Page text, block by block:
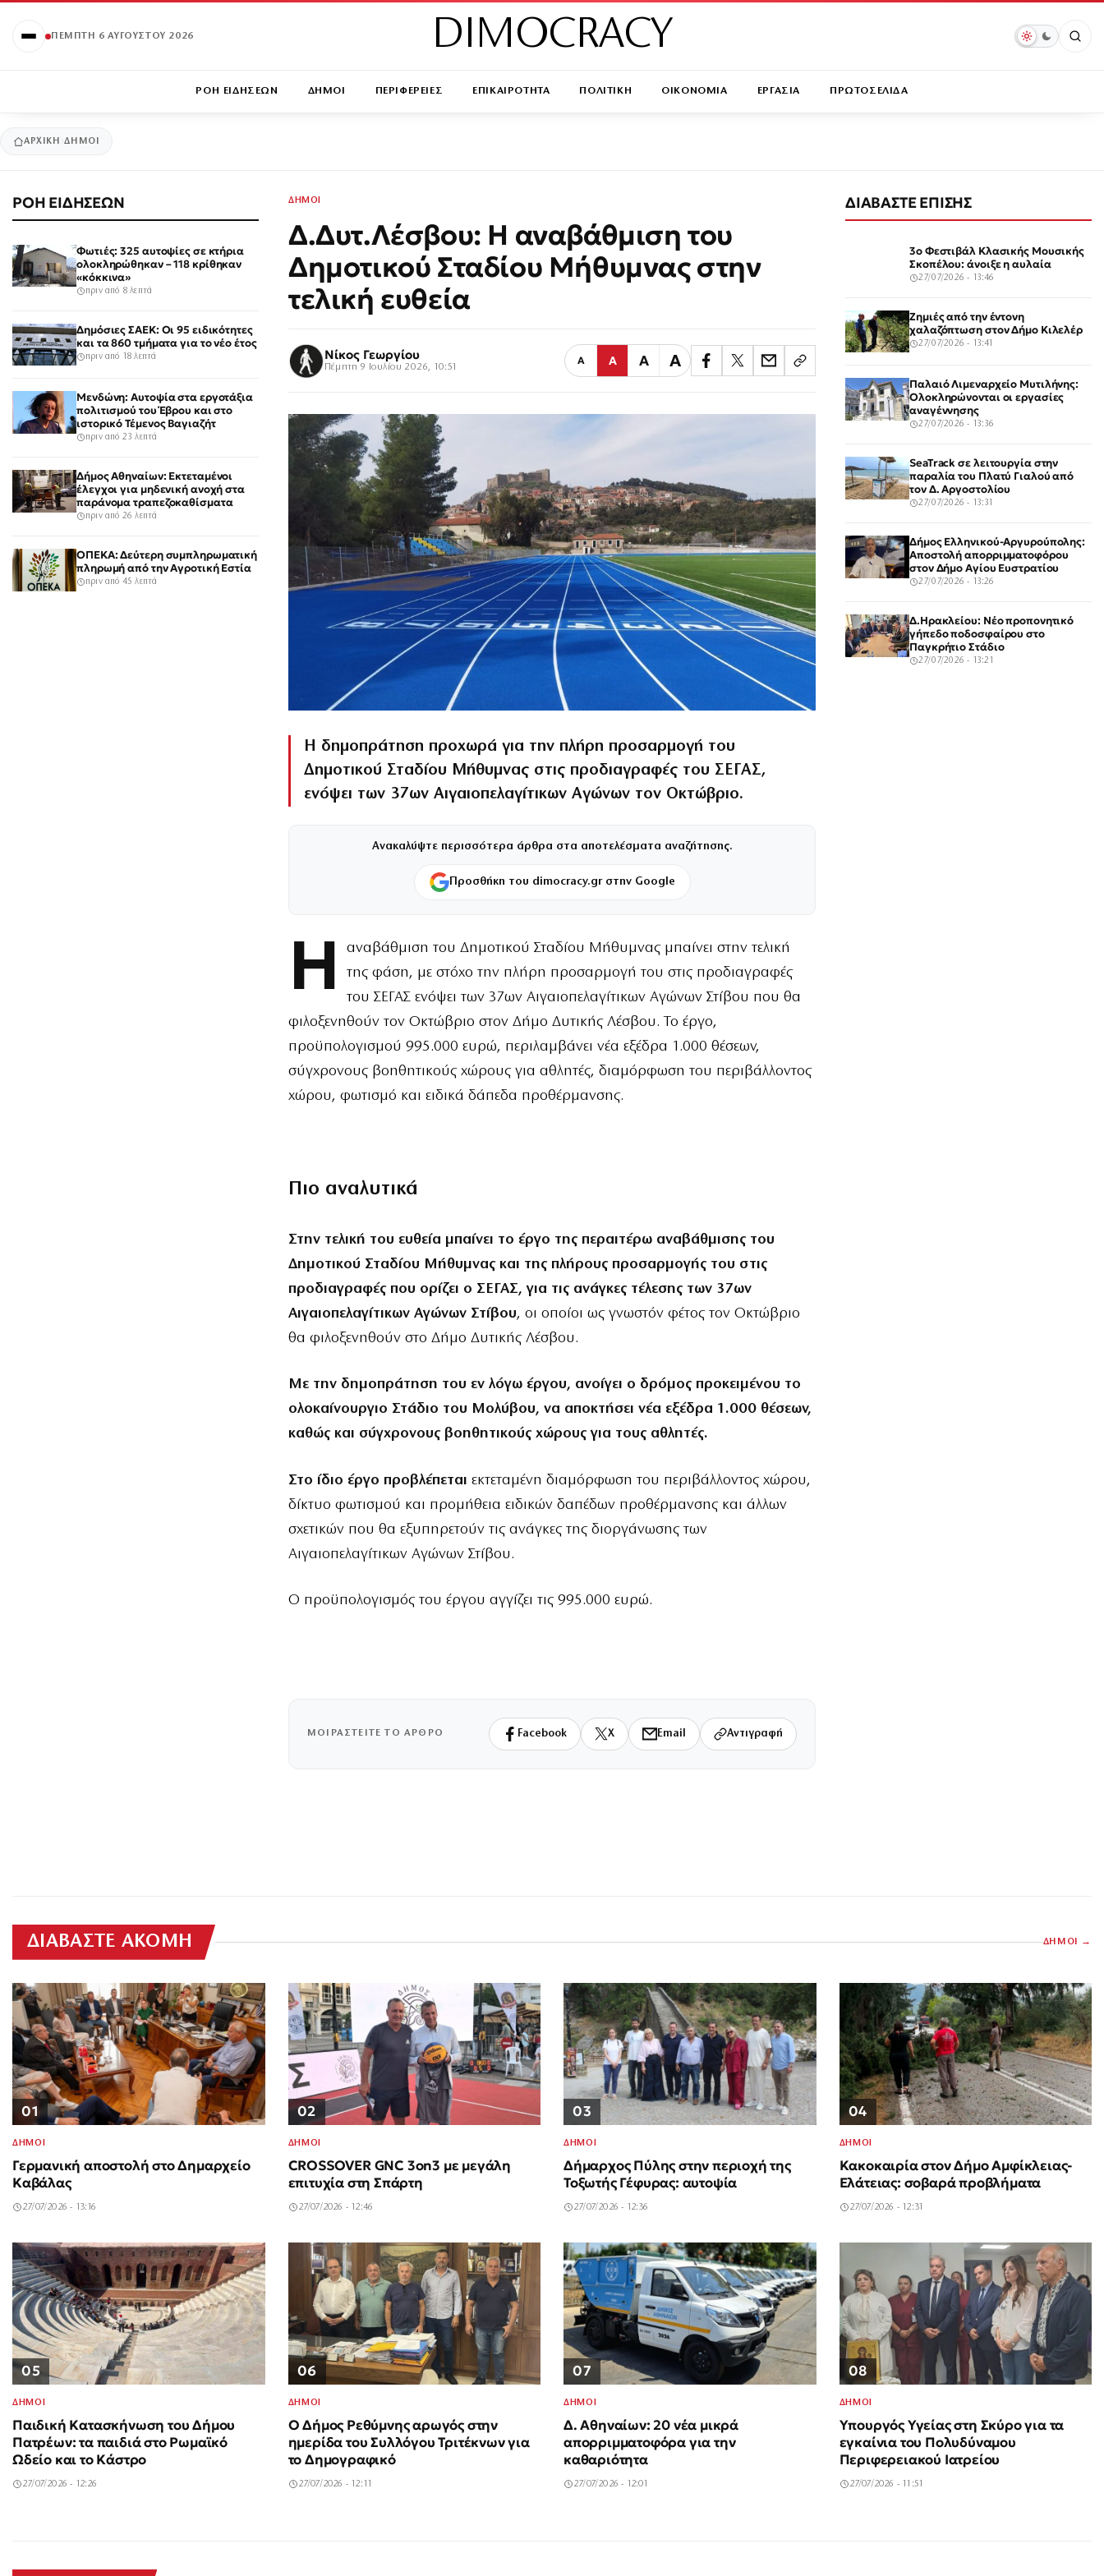
ΠΈΜΠΤΗ 6 ΑΥΓΟΎΣΤΟΥ 2026 DIMOCRACY
ΡΟΗ ΕΙΔΗΣΕΩΝ ΔΗΜΟΙ ΠΕΡΙΦΕΡΕΙΕΣ ΕΠΙΚΑΙΡΟΤΗΤΑ ΠΟΛΙΤΙΚΗ ΟΙΚΟΝΟΜΙΑ ΕΡΓΑΣΙΑ ΠΡΩΤΟΣΕΛΙΔΑ
ΑΡΧΙΚΉ ΔΗΜΟΙ
ΡΟΗ ΕΙΔΗΣΕΩΝ
Φωτιές: 325 αυτοψίες σε κτήρια
ολοκληρώθηκαν – 118 κρίθηκαν
«κόκκινα»
πριν από 8 λεπτά
Δημόσιες ΣΑΕΚ: Οι 95 ειδικότητες
και τα 860 τμήματα για το νέο έτος
πριν από 18 λεπτά
Μενδώνη: Αυτοψία στα εργοτάξια
πολιτισμού του Έβρου και στο
ιστορικό Τέμενος Βαγιαζήτ
πριν από 23 λεπτά
Δήμος Αθηναίων: Εκτεταμένοι
έλεγχοι για μηδενική ανοχή στα
παράνομα τραπεζοκαθίσματα
πριν από 26 λεπτά
ΟΠΕΚΑ: Δεύτερη συμπληρωματική
πληρωμή από την Αγροτική Εστία
πριν από 45 λεπτά
ΔΗΜΟΙ
Δ.Δυτ.Λέσβου: Η αναβάθμιση του
Δημοτικού Σταδίου Μήθυμνας στην
τελική ευθεία
Νίκος Γεωργίου
Πέμπτη 9 Ιουλίου 2026, 10:51
Α Α Α Α
Η δημοπράτηση προχωρά για την πλήρη προσαρμογή του
Δημοτικού Σταδίου Μήθυμνας στις προδιαγραφές του ΣΕΓΑΣ,
ενόψει των 37ων Αιγαιοπελαγίτικων Αγώνων τον Οκτώβριο.
Ανακαλύψτε περισσότερα άρθρα στα αποτελέσματα αναζήτησης.
Προσθήκη του dimocracy.gr στην Google
Η
αναβάθμιση του Δημοτικού Σταδίου Μήθυμνας μπαίνει στην τελική
της φάση, με στόχο την πλήρη προσαρμογή του στις προδιαγραφές
του ΣΕΓΑΣ ενόψει των 37ων Αιγαιοπελαγίτικων Αγώνων Στίβου που θα
φιλοξενηθούν τον Οκτώβριο στον Δήμο Δυτικής Λέσβου. Το έργο,
προϋπολογισμού 995.000 ευρώ, περιλαμβάνει νέα εξέδρα 1.000 θέσεων,
σύγχρονους βοηθητικούς χώρους για αθλητές, διαμόρφωση του περιβάλλοντος
χώρου, φωτισμό και ειδικά δάπεδα προθέρμανσης.
Πιο αναλυτικά
Στην τελική του ευθεία μπαίνει το έργο της περαιτέρω αναβάθμισης του
Δημοτικού Σταδίου Μήθυμνας και της πλήρους προσαρμογής του στις
προδιαγραφές που ορίζει ο ΣΕΓΑΣ, για τις ανάγκες τέλεσης των 37ων
Αιγαιοπελαγίτικων Αγώνων Στίβου, οι οποίοι ως γνωστόν φέτος τον Οκτώβριο
θα φιλοξενηθούν στο Δήμο Δυτικής Λέσβου.
Με την δημοπράτηση του εν λόγω έργου, ανοίγει ο δρόμος προκειμένου το
ολοκαίνουργιο Στάδιο του Μολύβου, να αποκτήσει νέα εξέδρα 1.000 θέσεων,
καθώς και σύγχρονους βοηθητικούς χώρους για τους αθλητές.
Στο ίδιο έργο προβλέπεται εκτεταμένη διαμόρφωση του περιβάλλοντος χώρου,
δίκτυο φωτισμού και προμήθεια ειδικών δαπέδων προθέρμανσης και άλλων
σχετικών που θα εξυπηρετούν τις ανάγκες της διοργάνωσης των
Αιγαιοπελαγίτικων Αγώνων Στίβου.
Ο προϋπολογισμός του έργου αγγίζει τις 995.000 ευρώ.
ΜΟΙΡΑΣΤΕΙΤΕ ΤΟ ΑΡΘΡΟ Facebook X Email Αντιγραφή
ΔΙΑΒΑΣΤΕ ΕΠΙΣΗΣ
3ο Φεστιβάλ Κλασικής Μουσικής
Σκοπέλου: άνοιξε η αυλαία
27/07/2026 - 13:46
Ζημιές από την έντονη
χαλαζόπτωση στον Δήμο Κιλελέρ
27/07/2026 - 13:41
Παλαιό Λιμεναρχείο Μυτιλήνης:
Ολοκληρώνονται οι εργασίες
αναγέννησης
27/07/2026 - 13:36
SeaTrack σε λειτουργία στην
παραλία του Πλατύ Γιαλού από
τον Δ. Αργοστολίου
27/07/2026 - 13:31
Δήμος Ελληνικού-Αργυρούπολης:
Αποστολή απορριμματοφόρου
στον Δήμο Αγίου Ευστρατίου
27/07/2026 - 13:26
Δ.Ηρακλείου: Νέο προπονητικό
γήπεδο ποδοσφαίρου στο
Παγκρήτιο Στάδιο
27/07/2026 - 13:21
ΔΙΑΒΑΣΤΕ ΑΚΟΜΗ ΔΗΜΟΙ
01
ΔΗΜΟΙ
Γερμανική αποστολή στο Δημαρχείο
Καβάλας
27/07/2026 - 13:16
02
ΔΗΜΟΙ
CROSSOVER GNC 3on3 με μεγάλη
επιτυχία στη Σπάρτη
27/07/2026 - 12:46
03
ΔΗΜΟΙ
Δήμαρχος Πύλης στην περιοχή της
Τοξωτής Γέφυρας: αυτοψία
27/07/2026 - 12:36
04
ΔΗΜΟΙ
Κακοκαιρία στον Δήμο Αμφίκλειας-
Ελάτειας: σοβαρά προβλήματα
27/07/2026 - 12:31
05
ΔΗΜΟΙ
Παιδική Κατασκήνωση του Δήμου
Πατρέων: τα παιδιά στο Ρωμαϊκό
Ωδείο και το Κάστρο
27/07/2026 - 12:26
06
ΔΗΜΟΙ
Ο Δήμος Ρεθύμνης αρωγός στην
ημερίδα του Συλλόγου Τριτέκνων για
το Δημογραφικό
27/07/2026 - 12:11
07
ΔΗΜΟΙ
Δ. Αθηναίων: 20 νέα μικρά
απορριμματοφόρα για την
καθαριότητα
27/07/2026 - 12:01
08
ΔΗΜΟΙ
Υπουργός Υγείας στη Σκύρο για τα
εγκαίνια του Πολυδύναμου
Περιφερειακού Ιατρείου
27/07/2026 - 11:51